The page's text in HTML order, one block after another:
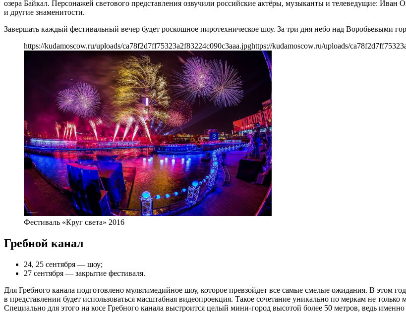
озера Байкал. Персонажей светового представления озвучили российские актёры, музыканты и телеведущие:
и другие знаменитости.
Завершать каждый фестивальный вечер будет роскошное пиротехническое шоу. За три дня небо над Воробьевыми
https://kudamoscow.ru/uploads/ca78f2d7ff75323a2f83224c090c3aaa.jpghttps://kudamoscow.ru/uploads/
Фестиваль «Круг света» 2016
Гребной канал
24, 25 сентября — шоу;
27 сентября — закрытие фестиваля.
Для Гребного канала подготовлено мультимедийное шоу, которое превзойдет все самые смелые ожидания. В этом
в представлении будет использоваться масштабная видеопроекция. Такое сочетание уникально по меркам не
Специально для этого на косе Гребного канала выстроится целый мини-город высотой более 50 метров, ведь